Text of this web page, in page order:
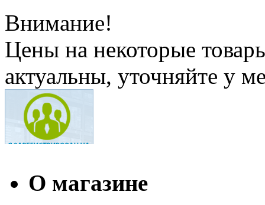
Внимание!
Цены на некоторые
актуальны, уточняйте у
О магазине